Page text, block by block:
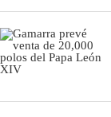
Fotogalerías